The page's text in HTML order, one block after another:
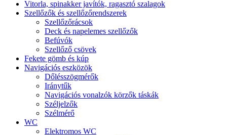
Vitorla, spinakker javítók, ragasztó szalagok
Szellőzők és szellőzőrendszerek
Szellőzőrácsok
Deck és napelemes szellőzők
Befúvók
Szellőző csövek
Fekete gömb és kúp
Navigációs eszközök
Dőlésszögmérők
Iránytűk
Navigációs vonalzók körzők táskák
Széljelzők
Szélmérő
WC
Elektromos WC